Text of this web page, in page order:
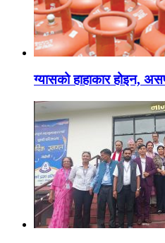
ग्यासको हाहाकार होइन,